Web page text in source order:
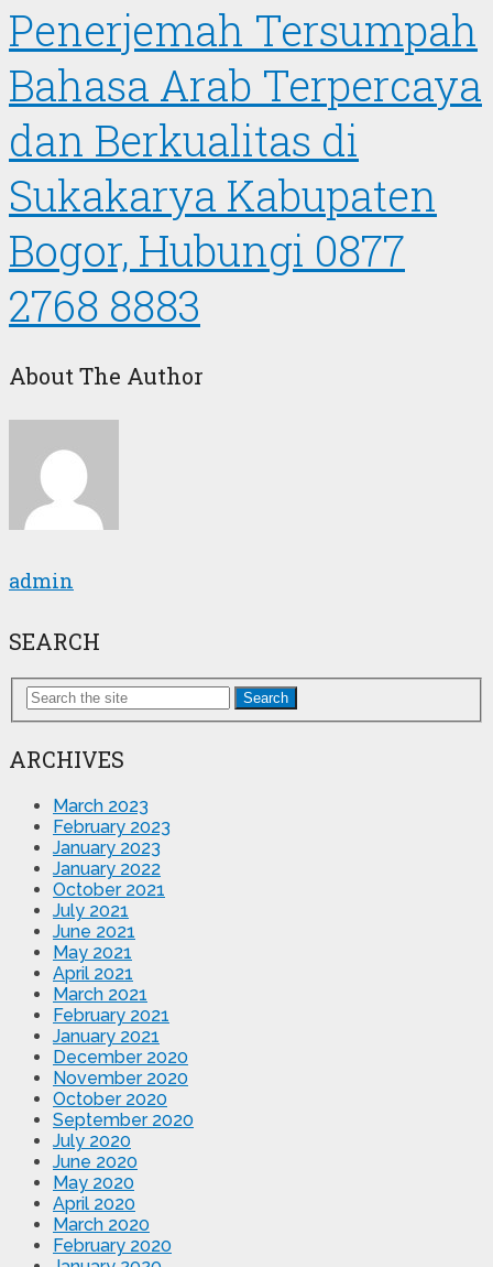
Penerjemah Tersumpah
Bahasa Arab Terpercaya
dan Berkualitas di
Sukakarya Kabupaten
Bogor, Hubungi 0877
2768 8883
About The Author
admin
SEARCH
Search
ARCHIVES
March 2023
February 2023
January 2023
January 2022
October 2021
July 2021
June 2021
May 2021
April 2021
March 2021
February 2021
January 2021
December 2020
November 2020
October 2020
September 2020
July 2020
June 2020
May 2020
April 2020
March 2020
February 2020